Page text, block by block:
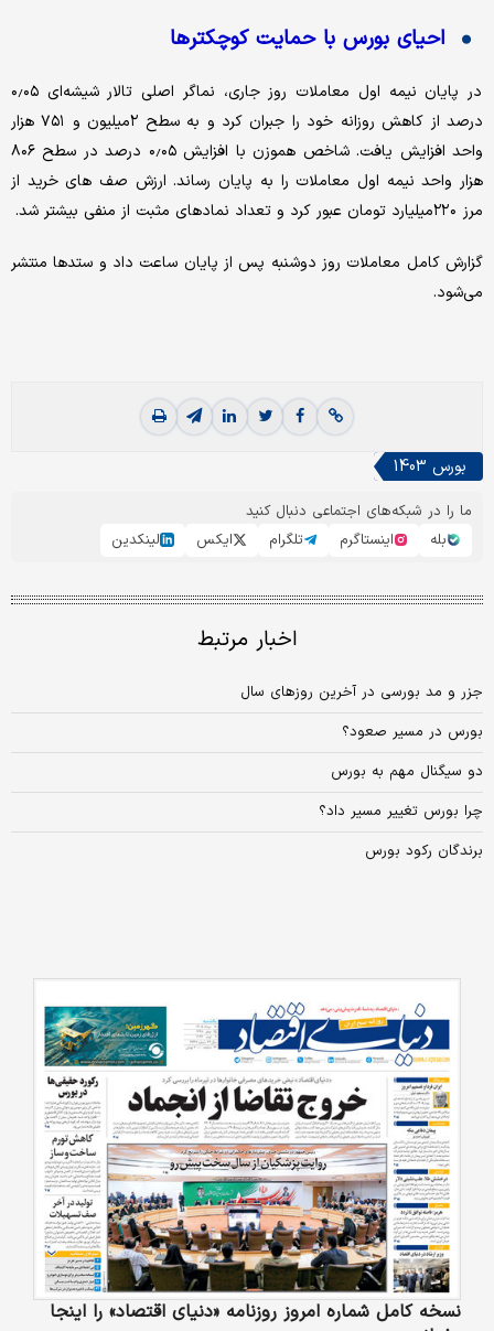
احیای بورس با حمایت کوچکترها
در پایان نیمه اول معاملات روز جاری، نماگر اصلی تالار شیشه‌ای ۰٫۰۵
درصد از کاهش روزانه خود را جبران کرد و به سطح ٢میلیون و ۷۵۱ هزار
واحد افزایش یافت. شاخص هموزن با افزایش ۰٫۰۵ درصد در سطح ۸۰۶
هزار واحد نیمه اول معاملات را به پایان رساند. ارزش صف های خرید از
مرز ٢٢٠میلیارد تومان عبور کرد و تعداد نمادهای مثبت از منفی بیشتر شد.
گزارش کامل معاملات روز دوشنبه پس از پایان ساعت داد و‌ ستدها منتشر
می‌شود.
بورس 1403
ما را در شبکه‌های اجتماعی دنبال کنید
بله
اینستاگرم تلگرام ایکس لینکدین
اخبار مرتبط
جزر و مد بورسی در آخرین روزهای سال
بورس در مسیر صعود؟
دو سیگنال مهم به بورس
چرا بورس تغییر مسیر داد؟
برندگان رکود بورس
نسخه کامل شماره امروز روزنامه «دنیای‌ اقتصاد» را اینجا